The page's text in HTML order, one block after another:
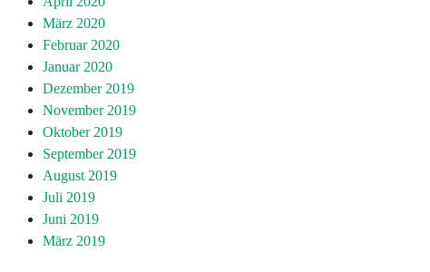
März 2020
Februar 2020
Januar 2020
Dezember 2019
November 2019
Oktober 2019
September 2019
August 2019
Juli 2019
Juni 2019
März 2019